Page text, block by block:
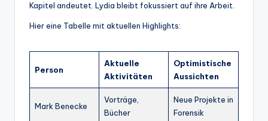
Kapitel andeutet. Lydia bleibt fokussiert auf ihre Arbeit.
Hier eine Tabelle mit aktuellen Highlights:
Person
Aktuelle
Aktivitäten
Optimistische
Aussichten
Mark Benecke
Vorträge,
Bücher
Neue Projekte in
Forensik